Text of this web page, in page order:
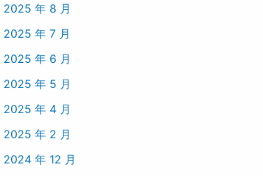
2025 年 8 月
2025 年 7 月
2025 年 6 月
2025 年 5 月
2025 年 4 月
2025 年 2 月
2024 年 12 月